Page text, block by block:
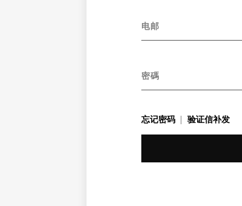
电邮
密碼
忘记密码 验证信补发